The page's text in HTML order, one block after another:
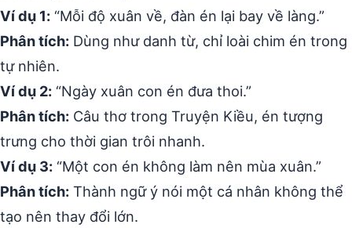
Ví dụ 1: “Mỗi độ xuân về, đàn én lại bay về làng.”
Phân tích: Dùng như danh từ, chỉ loài chim én trong
tự nhiên.
Ví dụ 2: “Ngày xuân con én đưa thoi.”
Phân tích: Câu thơ trong Truyện Kiều, én tượng
trưng cho thời gian trôi nhanh.
Ví dụ 3: “Một con én không làm nên mùa xuân.”
Phân tích: Thành ngữ ý nói một cá nhân không thể
tạo nên thay đổi lớn.